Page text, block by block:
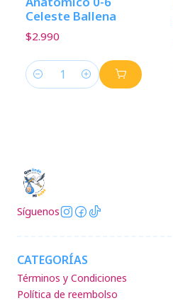
Celeste Ballena
$2.990
Cantidad
Síguenos
CATEGORÍAS
Términos y Condiciones
Política de reembolso